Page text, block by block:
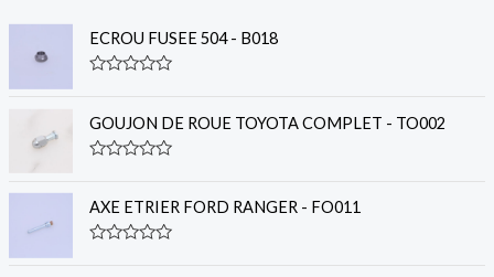
ECROU FUSEE 504 - B018
t
e
d
t
o
f
GOUJON DE ROUE TOYOTA COMPLET - TO002
t
e
d
AXE ETRIER FORD RANGER - FO011